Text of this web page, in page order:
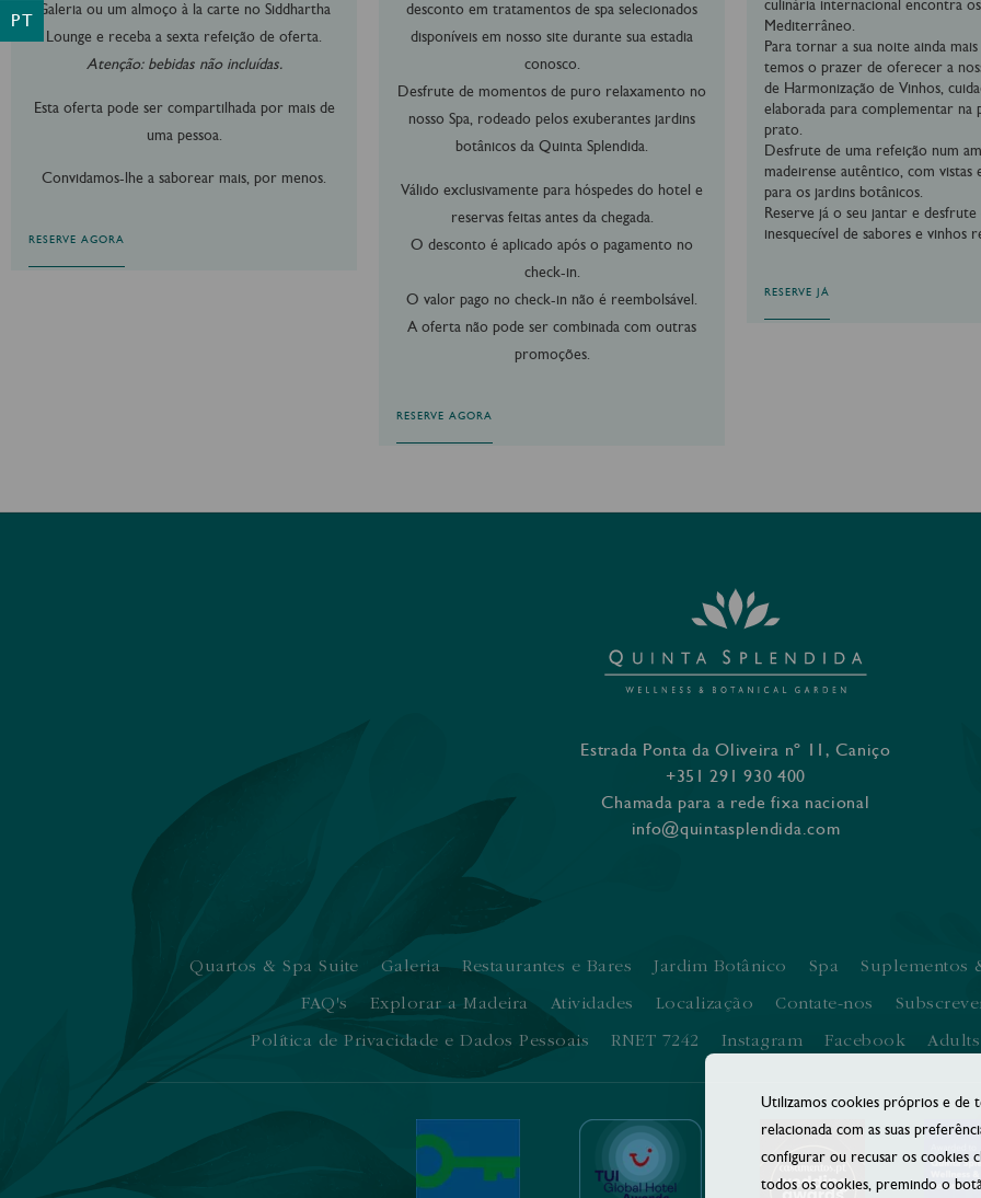
PT
Galeria ou um almoço à la carte no Siddhartha
Lounge e receba a sexta refeição de oferta.
Atenção: bebidas não incluídas.
Esta oferta pode ser compartilhada por mais de
uma pessoa.
Convidamos-lhe a saborear mais, por menos.
RESERVE AGORA
desconto em tratamentos de spa selecionados
disponíveis em nosso site durante sua estadia
conosco.
Desfrute de momentos de puro relaxamento no
nosso Spa, rodeado pelos exuberantes jardins
botânicos da Quinta Splendida.
Válido exclusivamente para hóspedes do hotel e
reservas feitas antes da chegada.
O desconto é aplicado após o pagamento no
check-in.
O valor pago no check-in não é reembolsável.
A oferta não pode ser combinada com outras
promoções.
RESERVE AGORA
culinária internacional encontra
Mediterrâneo.
Para tornar a sua noite ainda mais
temos o prazer de oferecer a
de Harmonização de Vinhos,
elaborada para complementar na
prato.
Desfrute de uma refeição num
madeirense autêntico, com vistas
para os jardins botânicos.
Reserve já o seu jantar e desfrute
inesquecível de sabores e vinhos
RESERVE JÁ
Estrada Ponta da Oliveira nº 11, Caniço
+351 291 930 400
Chamada para a rede fixa nacional
info@quintasplendida.com
Quartos & Spa Suite Galeria Restaurantes e Bares Jardim Botânico Spa Suplementos
FAQ's
Explorar a Madeira Atividades Localização Contate-nos
Política de Privacidade e Dados Pessoais
RNET 7242 Instagram Facebook
Utilizamos cookies próprios e de
relacionada com as suas
configurar ou recusar os cookies
todos os cookies, premindo o